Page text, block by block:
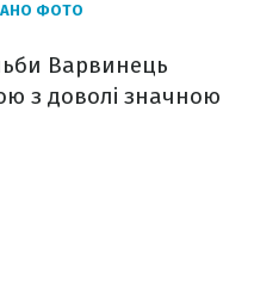
ФОТО
Варвинець
з доволі значною